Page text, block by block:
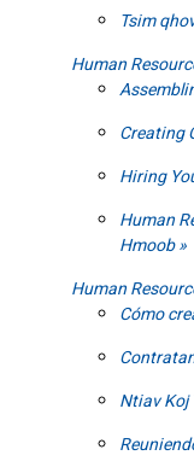
Tsim
Human
Creating
Hiring
Human
Hmoob
Human
Cómo
Ntiav Koj